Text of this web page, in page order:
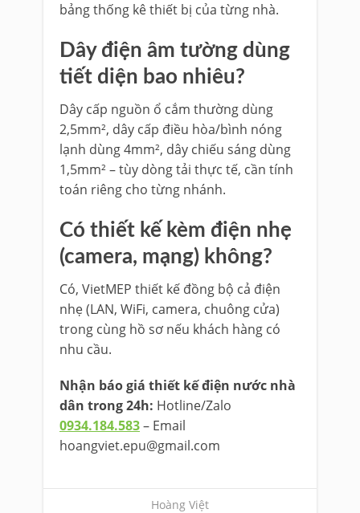
bảng thống kê thiết bị của từng nhà.
Dây điện âm tường dùng
tiết diện bao nhiêu?
Dây cấp nguồn ổ cắm thường dùng
2,5mm², dây cấp điều hòa/bình nóng
lạnh dùng 4mm², dây chiếu sáng dùng
1,5mm² – tùy dòng tải thực tế, cần tính
toán riêng cho từng nhánh.
Có thiết kế kèm điện nhẹ
(camera, mạng) không?
Có, VietMEP thiết kế đồng bộ cả điện
nhẹ (LAN, WiFi, camera, chuông cửa)
trong cùng hồ sơ nếu khách hàng có
nhu cầu.
Nhận báo giá thiết kế điện nước nhà
dân trong 24h: Hotline/Zalo
0934.184.583– Email
hoangviet.epu@gmail.com
Hoàng Việt